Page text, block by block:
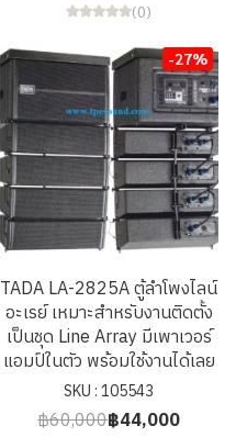
(0)
-27%
TADA LA-2825A ตู้ลำโพงไลน์
อะเรย์ เหมาะสำหรับงานติดตั้ง
เป็นชุด Line Array มีเพาเวอร์
แอมป์ในตัว พร้อมใช้งานได้เลย
SKU : 105543
฿60,000฿44,000